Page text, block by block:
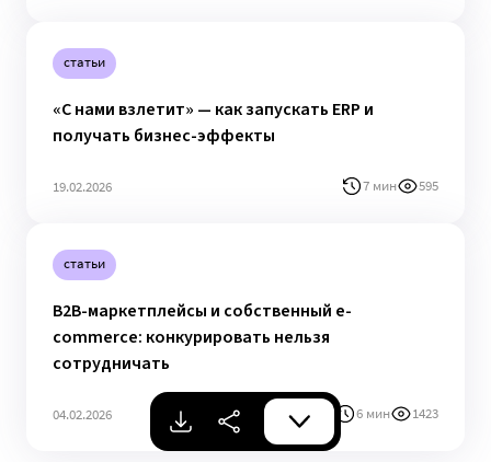
статьи
«С нами взлетит» — как запускать ERP и
получать бизнес-эффекты
19.02.2026 7 мин 595
статьи
B2B-маркетплейсы и собственный e-
commerce: конкурировать нельзя
сотрудничать
04.02.2026 6 мин 1423